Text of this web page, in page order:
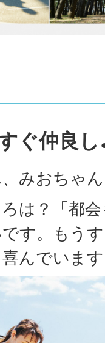
ぐ仲良
みおちゃん
は？「都
す。もう
んでいま